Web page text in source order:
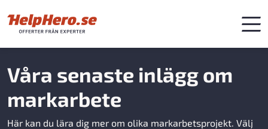
Våra senaste inlägg om
markarbete
Här kan du lära dig mer om olika markarbetsprojekt. Välj